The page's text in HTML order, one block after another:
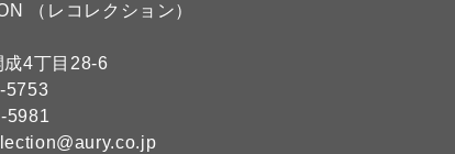
（レコレクション）
成4丁目28-6
5753
5981